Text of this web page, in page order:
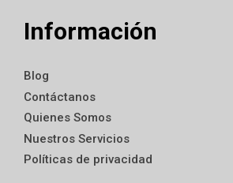
Información
Blog
Contáctanos
Quienes Somos
Nuestros Servicios
Políticas de privacidad